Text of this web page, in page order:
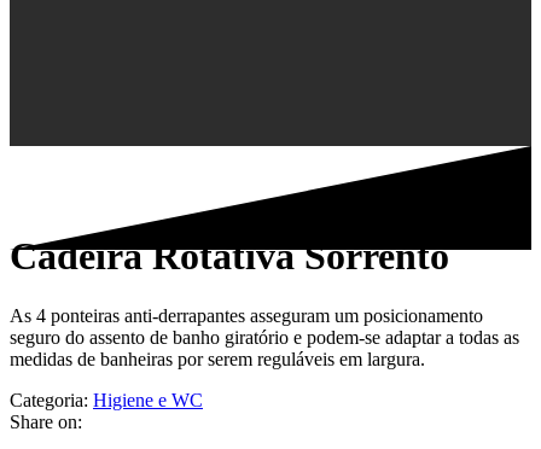
Cadeira Rotativa Sorrento
As 4 ponteiras anti-derrapantes asseguram um posicionamento
seguro do assento de banho giratório e podem-se adaptar a todas as
medidas de banheiras por serem reguláveis em largura.
Categoria: Higiene e WC
Share on: